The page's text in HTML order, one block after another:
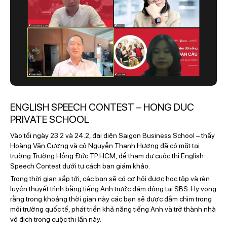
ENGLISH SPEECH CONTEST – HONG DUC
PRIVATE SCHOOL
Vào tối ngày 23.2 và 24.2, đại diện Saigon Business School – thầy
Hoàng Văn Cương và cô Nguyễn Thanh Hương đã có mặt tại
trường Trường Hồng Đức TP.HCM, để tham dự cuộc thi English
Speech Contest dưới tư cách ban giám khảo.
Trong thời gian sắp tới, các bạn sẽ có cơ hội được học tập và rèn
luyện thuyết trình bằng tiếng Anh trước đám đông tại SBS. Hy vọng
rằng trong khoảng thời gian này các bạn sẽ được đắm chìm trong
môi trường quốc tế, phát triển khả năng tiếng Anh và trở thành nhà
vô địch trong cuộc thi lần này.